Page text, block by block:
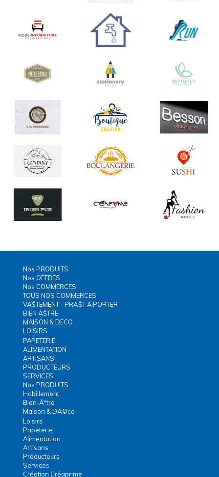
Nos PRODUITS
Nos OFFRES
Nos COMMERCES
TOUS NOS COMMERCES
VÃŠTEMENT - PRÃŠT A PORTER
BIEN ÃŠTRE
MAISON & DECO
LOISIRS
PAPETERIE
ALIMENTATION
ARTISANS
PRODUCTEURS
SERVICES
Nos PRODUITS
Habillement
Bien-Ãªtre
Maison & DÃ©co
Loisirs
Papeterie
Alimentation
Artisans
Producteurs
Services
Création Créaprime